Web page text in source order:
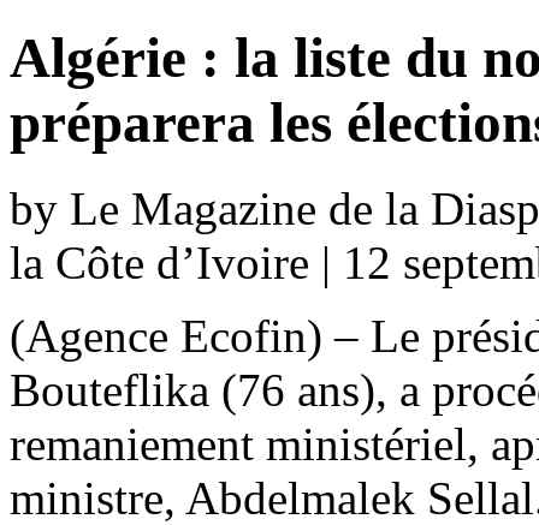
Algérie : la liste du
préparera les
by Le Magazine de la
la Côte d’Ivoire | 12
(Agence Ecofin) – Le
Bouteflika (76 ans), a
remaniement ministériel,
ministre, Abdelmalek